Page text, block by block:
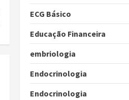
ECG Básico
Educação Financeira
embriologia
Endocrinologia
Endocrinologia